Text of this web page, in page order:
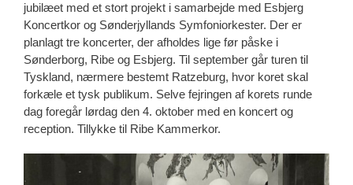
jubilæet med et stort projekt i samarbejde med Esbjerg
Koncertkor og Sønderjyllands Symfoniorkester. Der er
planlagt tre koncerter, der afholdes lige før påske i
Sønderborg, Ribe og Esbjerg. Til september går turen til
Tyskland, nærmere bestemt Ratzeburg, hvor koret skal
forkæle et tysk publikum. Selve fejringen af korets runde
dag foregår lørdag den 4. oktober med en koncert og
reception. Tillykke til Ribe Kammerkor.